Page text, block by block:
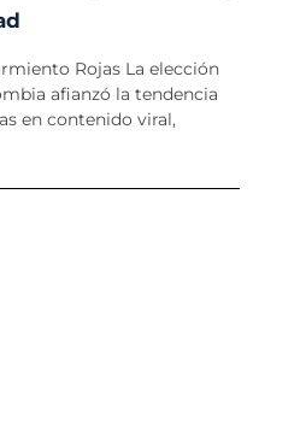
Rojas La elección
afianzó la tendencia
en contenido viral,